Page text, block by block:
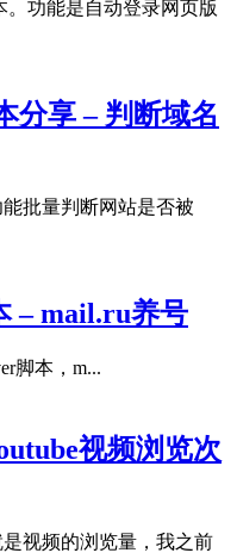
。功能是自动登录网页版
分享 – 判断域名
能批量判断网站是否被
– mail.ru养号
脚本，m...
视频浏览次
是视频的浏览量，我之前